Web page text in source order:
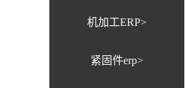
机加工ERP>
紧固件erp>